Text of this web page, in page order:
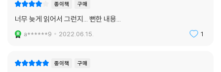
종이책 구매
너무 늦게 읽어서 그런지... 뻔한 내용...
a******9 2022.06.15. 1
종이책 구매